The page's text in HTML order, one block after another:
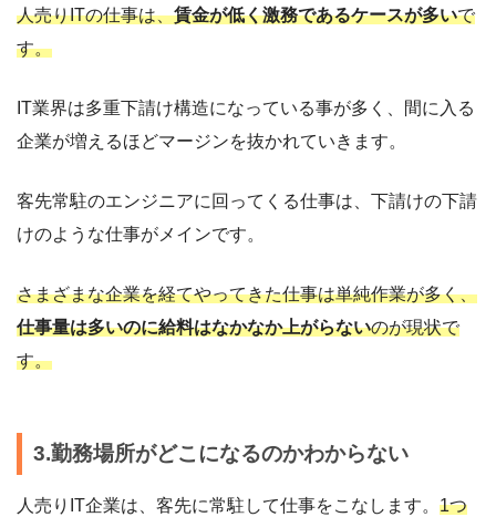
人売りITの仕事は、賃金が低く激務であるケースが多いで
す。
IT業界は多重下請け構造になっている事が多く、間に入る
企業が増えるほどマージンを抜かれていきます。
客先常駐のエンジニアに回ってくる仕事は、下請けの下請
けのような仕事がメインです。
さまざまな企業を経てやってきた仕事は単純作業が多く、
仕事量は多いのに給料はなかなか上がらないのが現状で
す。
3.勤務場所がどこになるのかわからない
人売りIT企業は、客先に常駐して仕事をこなします。 1つ